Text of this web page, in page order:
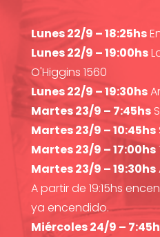
Lunes 22/9 – 18:25hs
Lunes 22/9 – 19:00hs
O'Higgins 1560
Lunes 22/9 – 19:30hs
Martes 23/9 – 7:45hs
Martes 23/9 – 10:45hs
Martes 23/9 – 17:00hs
Martes 23/9 – 19:30hs
A partir de 19:15hs
ya encendido.
Miércoles 24/9 –